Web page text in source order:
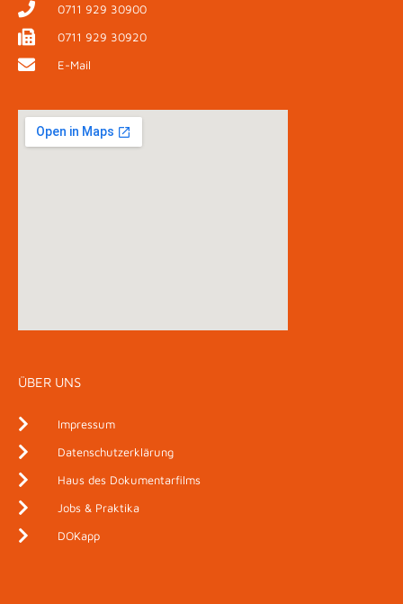
0711 929 30900
0711 929 30920
E-Mail
ÜBER UNS
Impressum
Datenschutzerklärung
Haus des Dokumentarfilms
Jobs & Praktika
DOKapp